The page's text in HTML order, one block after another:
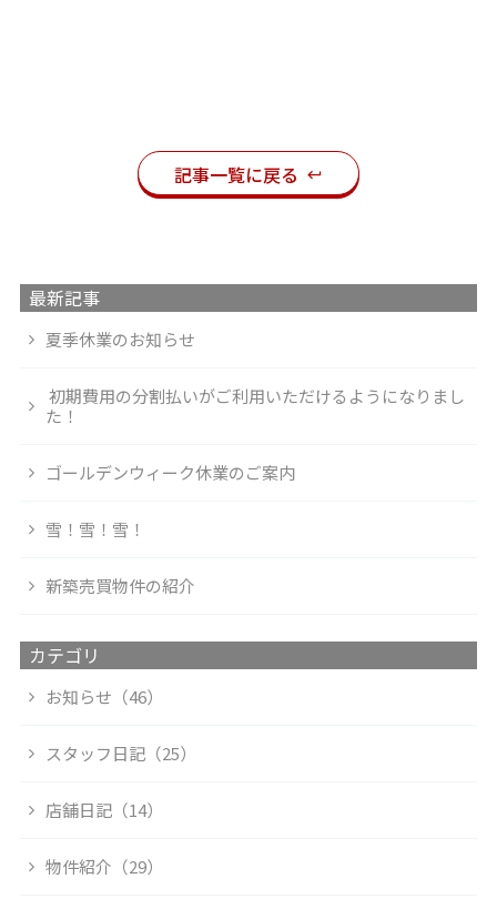
記事一覧に戻る
最新記事
夏季休業のお知らせ
初期費用の分割払いがご利用いただけるようになりまし
た！
ゴールデンウィーク休業のご案内
雪！雪！雪！
新築売買物件の紹介
カテゴリ
お知らせ（46）
スタッフ日記（25）
店舗日記（14）
物件紹介（29）